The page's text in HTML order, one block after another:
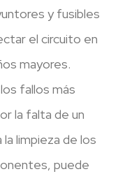
y fusibles
el circuito en
mayores.
fallos más
la falta de un
limpieza de los
puede